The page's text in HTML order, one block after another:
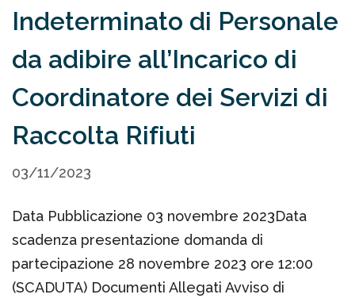
Indeterminato di Personale
da adibire all’Incarico di
Coordinatore dei Servizi di
Raccolta Rifiuti
03/11/2023
Data Pubblicazione 03 novembre 2023Data
scadenza presentazione domanda di
partecipazione 28 novembre 2023 ore 12:00
(SCADUTA) Documenti Allegati Avviso di